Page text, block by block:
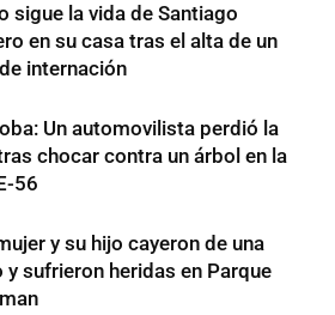
sigue la vida de Santiago
en su casa tras el alta de un
internación
Un automovilista perdió la
chocar contra un árbol en la
56
y su hijo cayeron de una
y sufrieron heridas en Parque